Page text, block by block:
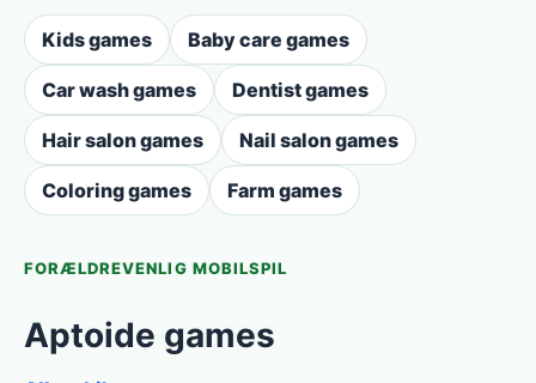
Kids games Baby care games
Car wash games Dentist games
Hair salon games Nail salon games
Coloring games Farm games
FORÆLDREVENLIG MOBILSPIL
Aptoide games